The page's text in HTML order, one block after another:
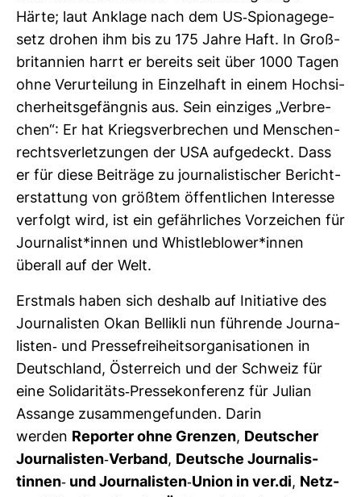
Härte; laut Anklage nach dem US-​Spio­na­ge­ge­
setz drohen ihm bis zu 175 Jahre Haft. In Groß­
bri­tan­nien harrt er bereits seit über 1000 Tagen
ohne Ver­ur­tei­lung in Ein­zel­haft in einem Hoch­si­
cher­heits­ge­fängnis aus. Sein ein­ziges „Ver­bre­
chen“: Er hat Kriegs­ver­bre­chen und Men­schen­
rechts­ver­let­zungen der USA auf­ge­deckt. Dass
er für diese Bei­träge zu jour­na­lis­ti­scher Bericht­
erstat­tung von größtem öffent­li­chen Inter­esse
ver­folgt wird, ist ein gefähr­li­ches Vor­zei­chen für
Jour­na­list*innen und Whist­le­blower*innen
überall auf der Welt.
Erst­mals haben sich des­halb auf Initia­tive des
Jour­na­listen Okan Bel­likli nun füh­rende Jour­na­
listen-​ und Pres­se­frei­heits­or­ga­ni­sa­tionen in
Deutsch­land, Öster­reich und der Schweiz für
eine Soli­da­ri­täts-​Pres­se­kon­fe­renz für Julian
Assange zusam­men­ge­funden. Darin
werden Reporter ohne Grenzen, Deut­scher
Jour­na­listen-​Ver­band, Deut­sche Jour­na­lis­
tinnen-​ und Jour­na­listen-​Union in ver.di, Netz­